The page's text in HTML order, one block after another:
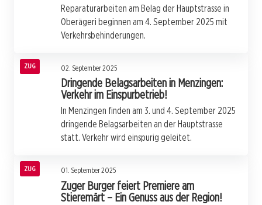
Reparaturarbeiten am Belag der Hauptstrasse in
Oberägeri beginnen am 4. September 2025 mit
Verkehrsbehinderungen.
ZUG 02. September 2025
Dringende Belagsarbeiten in Menzingen:
Verkehr im Einspurbetrieb!
In Menzingen finden am 3. und 4. September 2025
dringende Belagsarbeiten an der Hauptstrasse
statt. Verkehr wird einspurig geleitet.
ZUG 01. September 2025
Zuger Burger feiert Premiere am
Stieremärt – Ein Genuss aus der Region!